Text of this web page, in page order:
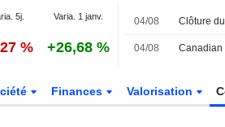
5j. Varia. 1 janv.
% +26,68 %
04/08
04/08
Finances Valorisation